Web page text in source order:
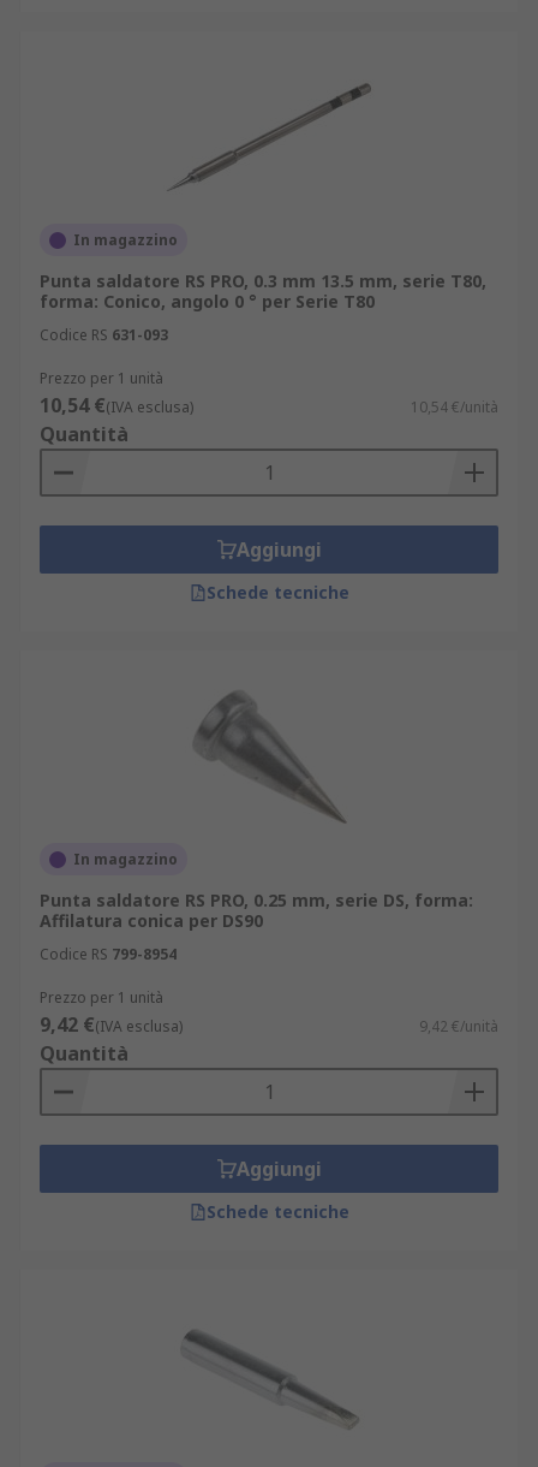
In magazzino
Punta saldatore RS PRO, 0.3 mm 13.5 mm, serie T80,
forma: Conico, angolo 0 ° per Serie T80
Codice RS 631-093
Prezzo per 1 unità
10,54 €(IVA esclusa) 10,54 €/unità
Quantità
Aggiungi
Schede tecniche
In magazzino
Punta saldatore RS PRO, 0.25 mm, serie DS, forma:
Affilatura conica per DS90
Codice RS 799-8954
Prezzo per 1 unità
9,42 €(IVA esclusa) 9,42 €/unità
Quantità
Aggiungi
Schede tecniche